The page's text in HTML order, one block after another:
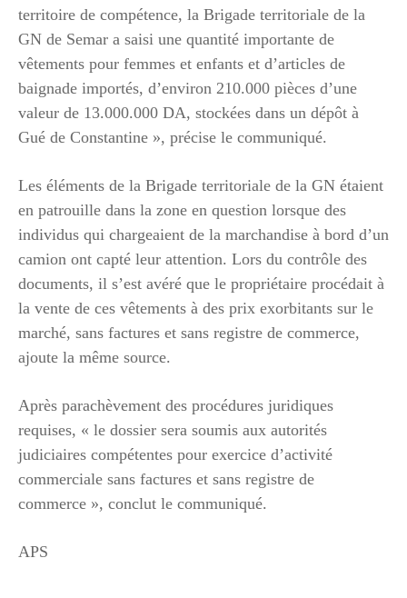
territoire de compétence, la Brigade territoriale de la
GN de Semar a saisi une quantité importante de
vêtements pour femmes et enfants et d’articles de
baignade importés, d’environ 210.000 pièces d’une
valeur de 13.000.000 DA, stockées dans un dépôt à
Gué de Constantine », précise le communiqué.
Les éléments de la Brigade territoriale de la GN étaient
en patrouille dans la zone en question lorsque des
individus qui chargeaient de la marchandise à bord d’un
camion ont capté leur attention. Lors du contrôle des
documents, il s’est avéré que le propriétaire procédait à
la vente de ces vêtements à des prix exorbitants sur le
marché, sans factures et sans registre de commerce,
ajoute la même source.
Après parachèvement des procédures juridiques
requises, « le dossier sera soumis aux autorités
judiciaires compétentes pour exercice d’activité
commerciale sans factures et sans registre de
commerce », conclut le communiqué.
APS